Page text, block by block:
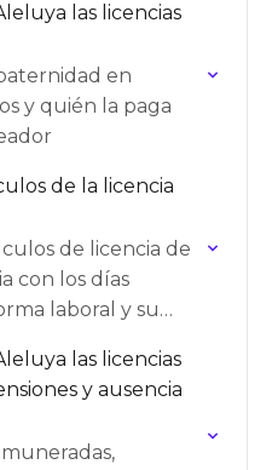
las licencias
en
y quién la paga
de la licencia
de licencia de
con los días
laboral y su
las licencias
y ausencia